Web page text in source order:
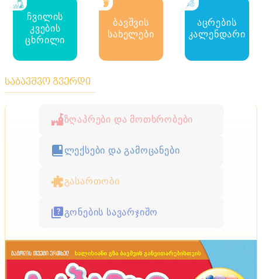
ტენდენციები
რით შეიძლება ჩაანაცვლოთ მოსაპირკეთებელი
ფილები აგარაკზე
მოდური, მაგრამ არაპრაქტიკული ტენდენციები
ინტერიერში - დაფიქრდით, სანამ ამ
გადაწყვეტილებებს მიიღებთ
ჩვილის
კვების
ცხრილი
ბავშვის
სახელები
აცრების
კალენდარი
საბავშვო გვერდი
ზღაპრები და მოთხრობები
ლექსები და გამოცანები
გასართობი
გონების სავარჯიშო